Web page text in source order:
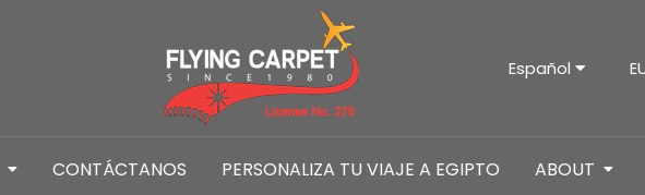
Español
CONTÁCTANOS PERSONALIZA TU VIAJE A EGIPTO ABOUT